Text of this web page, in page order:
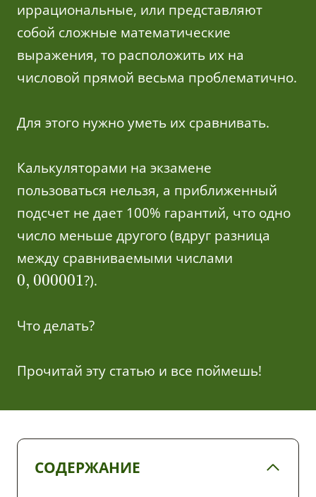
иррациональные, или представляют
собой сложные математические
выражения, то расположить их на
числовой прямой весьма проблематично.
Для этого нужно уметь их сравнивать.
Калькуляторами на экзамене
пользоваться нельзя, а приближенный
подсчет не дает 100% гарантий, что одно
число меньше другого (вдруг разница
между сравниваемыми числами
0, 000001?).
Что делать?
Прочитай эту статью и все поймешь!
СОДЕРЖАНИЕ